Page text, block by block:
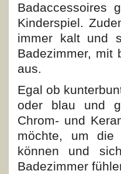
Badaccessoires
Kinderspiel.
immer kalt und
Badezimmer, mit
aus.
Egal ob
oder blau und
Chrom- und
möchte, um die
können und
Badezimmer